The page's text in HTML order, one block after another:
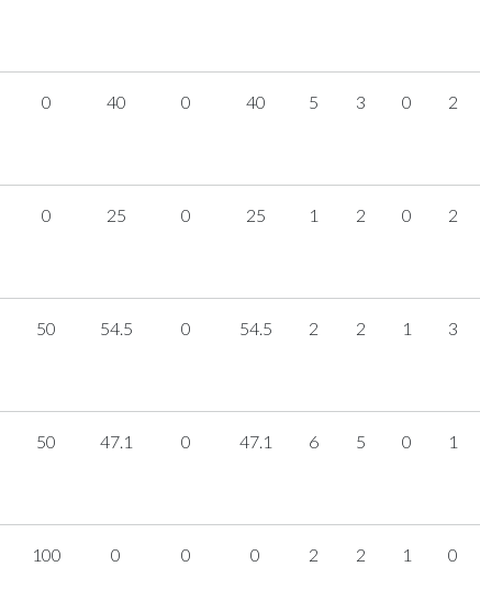
0 40 0 40 5 3 0 2
0 25 0 25 1 2 0 2
50 54.5 0 54.5 2 2 1 3
50 47.1 0 47.1 6 5 0 1
100 0 0 0 2 2 1 0